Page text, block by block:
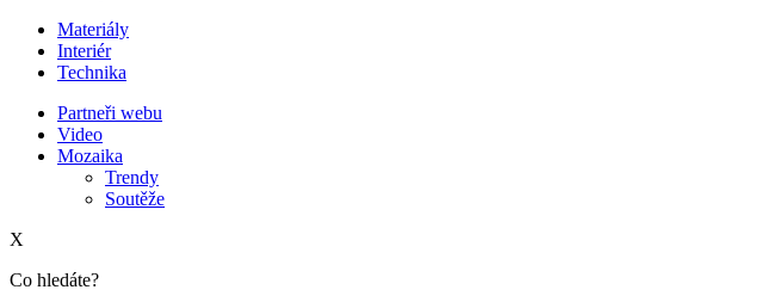
Materiály
Interiér
Technika
Partneři webu
Video
Mozaika
Trendy
Soutěže
X
Co hledáte?